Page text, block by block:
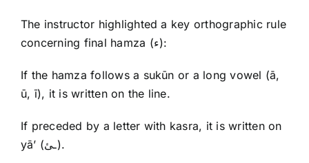
The instructor highlighted a key orthographic rule
concerning final hamza (ء):
If the hamza follows a sukūn or a long vowel (ā,
ū, ī), it is written on the line.
If preceded by a letter with kasra, it is written on
yā’ (ـئ).